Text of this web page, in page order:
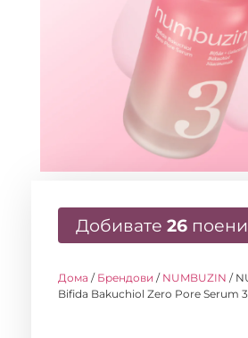
Добивате 26
Дома / Брендови / NUMBUZIN /
Bifida Bakuchiol Zero Pore Serum